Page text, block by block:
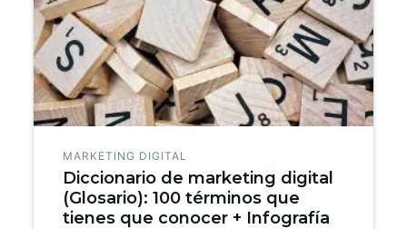
MARKETING DIGITAL
Diccionario de marketing digital
(Glosario): 100 términos que
tienes que conocer + Infografía